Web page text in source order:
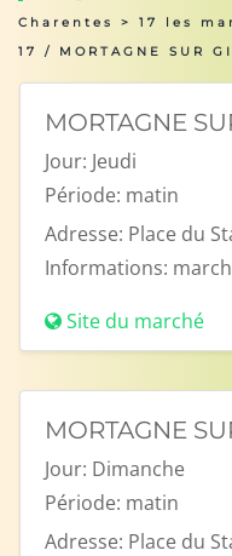
Charentes
> 17 les
17 / MORTAGNE SUR
MORTAGNE
Jour: Jeudi
Période: matin
Adresse: Place du
Informations:
Site du marché
MORTAGNE
Jour: Dimanche
Période: matin
Adresse: Place du